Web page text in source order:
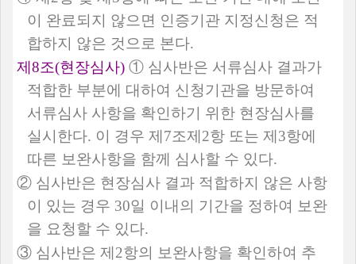
이 완료되지 않으면 인증기관 지정신청은 적
합하지 않은 것으로 본다.
제8조(현장심사) ① 심사반은 서류심사 결과가
적합한 부분에 대하여 신청기관을 방문하여
서류심사 사항을 확인하기 위한 현장심사를
실시한다. 이 경우 제 7조제 2항 또는 제 3항에
따른 보완사항을 함께 심사할 수 있다.
② 심사반은 현장심사 결과 적합하지 않은 사항
이 있는 경우 30일 이내의 기간을 정하여 보완
을 요청할 수 있다.
③ 심사반은 제 2항의 보완사항을 확인하여 추